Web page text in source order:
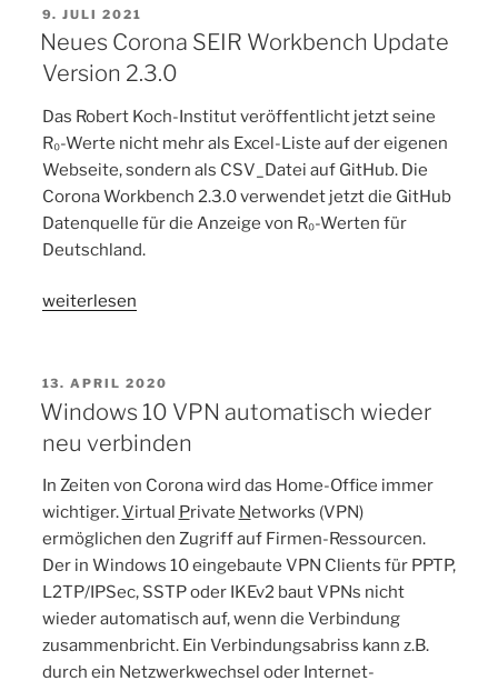
VERÖFFENTLICHT
AM
9. JULI 2021
Neues Corona SEIR Workbench Update
Version 2.3.0
Das Robert Koch-Institut veröffentlicht jetzt seine
R₀-Werte nicht mehr als Excel-Liste auf der eigenen
Webseite, sondern als CSV_Datei auf GitHub. Die
Corona Workbench 2.3.0 verwendet jetzt die GitHub
Datenquelle für die Anzeige von R₀-Werten für
Deutschland.
„Neues
Workbench
Update
weiterlesen
VERÖFFENTLICHT
AM
13. APRIL 2020
Windows 10 VPN automatisch wieder
neu verbinden
In Zeiten von Corona wird das Home-Office immer
wichtiger.Virtual Private Networks (VPN)
ermöglichen den Zugriff auf Firmen-Ressourcen.
Der in Windows 10 eingebaute VPN Clients für PPTP,
L2TP/IPSec, SSTP oder IKEv2 baut VPNs nicht
wieder automatisch auf, wenn die Verbindung
zusammenbricht. Ein Verbindungsabriss kann z.B.
durch ein Netzwerkwechsel oder Internet-